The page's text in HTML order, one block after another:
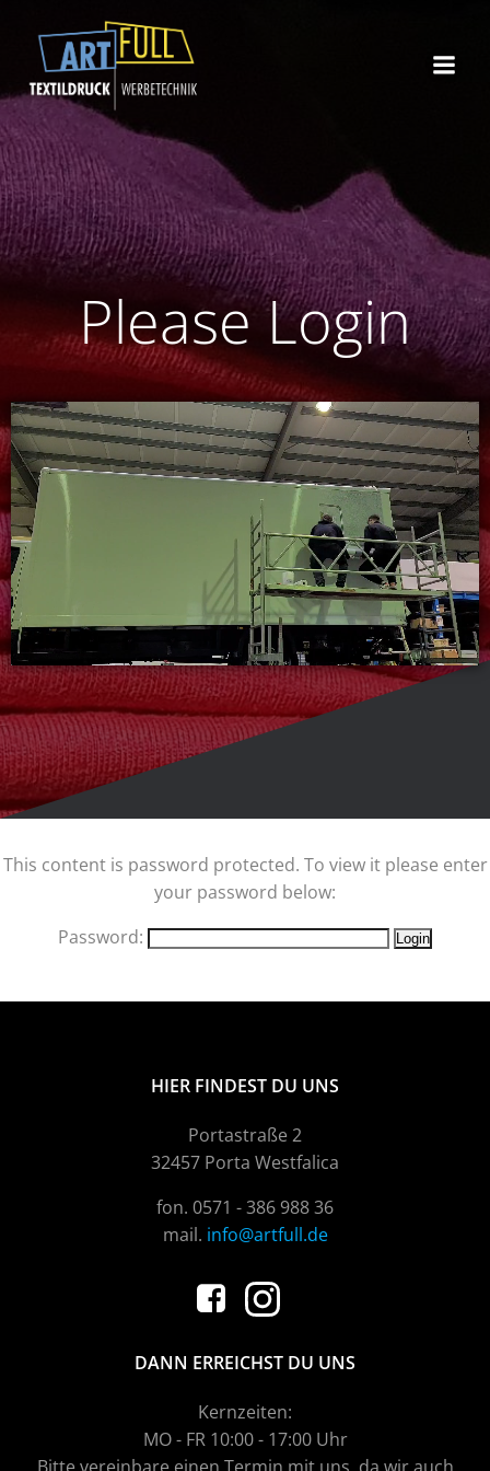
Please Login
This content is password protected. To view it please enter
your password below:
Password:
HIER FINDEST DU UNS
Portastraße 2
32457 Porta Westfalica
fon. 0571 - 386 988 36
mail. info@artfull.de
DANN ERREICHST DU UNS
Kernzeiten:
MO - FR 10:00 - 17:00 Uhr
Bitte vereinbare einen Termin mit uns, da wir auch